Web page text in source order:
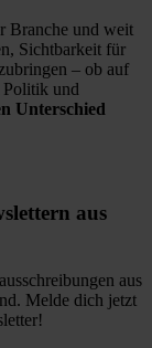
Branche und weit
Sichtbarkeit für
– ob auf
und
Unterschied
aus
aus
Melde dich jetzt